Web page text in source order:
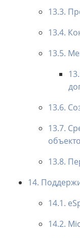
13.3.
13.4.
13.5.
13.6.
13.7.
13.8.
14.
14.1.
14.2.